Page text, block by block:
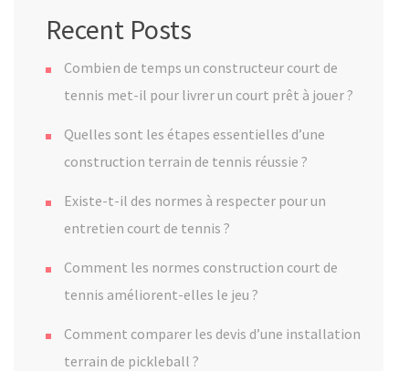
Recent Posts
Combien de temps un constructeur court de
tennis met-il pour livrer un court prêt à jouer ?
Quelles sont les étapes essentielles d’une
construction terrain de tennis réussie ?
Existe-t-il des normes à respecter pour un
entretien court de tennis ?
Comment les normes construction court de
tennis améliorent-elles le jeu ?
Comment comparer les devis d’une installation
terrain de pickleball ?